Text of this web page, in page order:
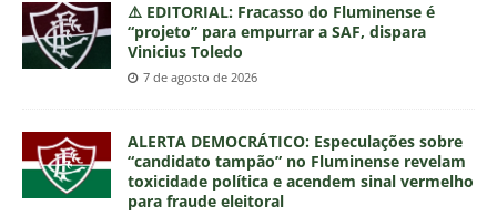
⚠️ EDITORIAL: Fracasso do Fluminense é
“projeto” para empurrar a SAF, dispara
Vinicius Toledo
7 de agosto de 2026
ALERTA DEMOCRÁTICO: Especulações sobre
“candidato tampão” no Fluminense revelam
toxicidade política e acendem sinal vermelho
para fraude eleitoral